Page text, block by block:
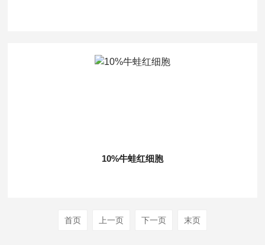
10%牛蛙红细胞
首页 上一页 下一页 末页